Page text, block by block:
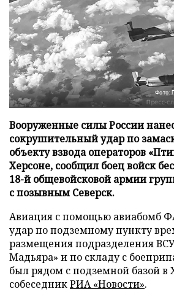
Фото:
Вооруженные силы России
сокрушительный удар по
объекту взвода операторов
Херсоне, сообщил боец войск
18-й общевойсковой армии
с позывным Северск.
Авиация с помощью авиабомб
удар по подземному пункту
размещения подразделения
Мадьяра» и по складу с
был рядом с подземной базой в
собеседникРИА «Новости».